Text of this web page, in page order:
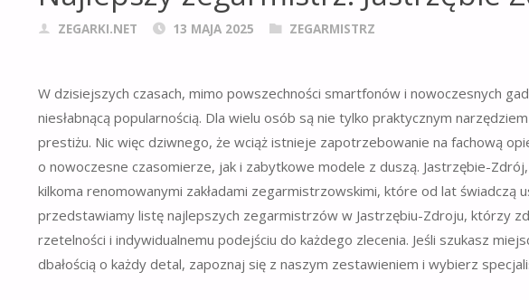
ZEGARKI.NET 13 MAJA 2025 ZEGARMISTRZ
W dzisiejszych czasach, mimo powszechności smartfonów i nowoczesnych
niesłabnącą popularnością. Dla wielu osób są nie tylko praktycznym
prestiżu. Nic więc dziwnego, że wciąż istnieje zapotrzebowanie na fachową
o nowoczesne czasomierze, jak i zabytkowe modele z duszą. Jastrzębie-
kilkoma renomowanymi zakładami zegarmistrzowskimi, które od lat świadczą
przedstawiamy listę najlepszych zegarmistrzów w Jastrzębiu-Zdroju, którzy
rzetelności i indywidualnemu podejściu do każdego zlecenia. Jeśli szukasz
dbałością o każdy detal, zapoznaj się z naszym zestawieniem i wybierz